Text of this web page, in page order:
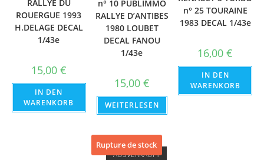
RALLYE DU
ROUERGUE 1993
H.DELAGE DECAL
1/43e
15,00 €
IN DEN
WARENKORB
n° 10 PUBLIMMO
RALLYE D’ANTIBES
1980 LOUBET
DECAL FANOU
1/43e
15,00 €
WEITERLESEN
n° 25 TOURAINE
1983 DECAL 1/43e
16,00€
IN DEN
WARENKORB
Rupture de stock
AUSVERKAUFT